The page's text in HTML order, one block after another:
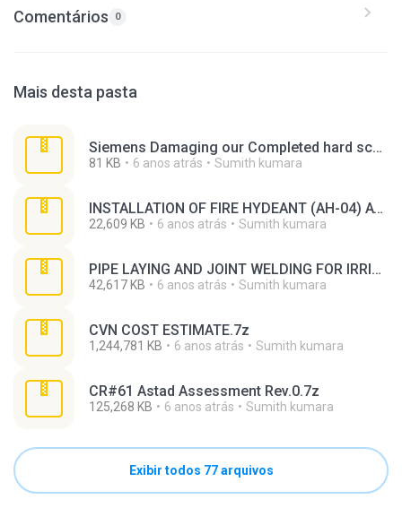
Comentários 0
Mais desta pasta
Siemens Damaging our Completed hard scape ( Stop-6 ,Zone-9) 21 Sept 2019.7z
81 KB 6 anos atrás Sumith kumara
INSTALLATION OF FIRE HYDEANT (AH-04) AT CP1 BACKSIDE OF STUDENT CENTER.7z
22,609 KB 6 anos atrás Sumith kumara
PIPE LAYING AND JOINT WELDING FOR IRRIGATION LINE 23A AT SECP AREA.7z
42,617 KB 6 anos atrás Sumith kumara
CVN COST ESTIMATE.7z
1,244,781 KB 6 anos atrás Sumith kumara
CR#61 Astad Assessment Rev.0.7z
125,268 KB 6 anos atrás Sumith kumara
Exibir todos 77 arquivos